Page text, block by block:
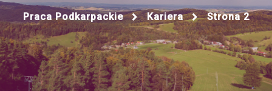
Praca Podkarpackie Kariera Strona 2